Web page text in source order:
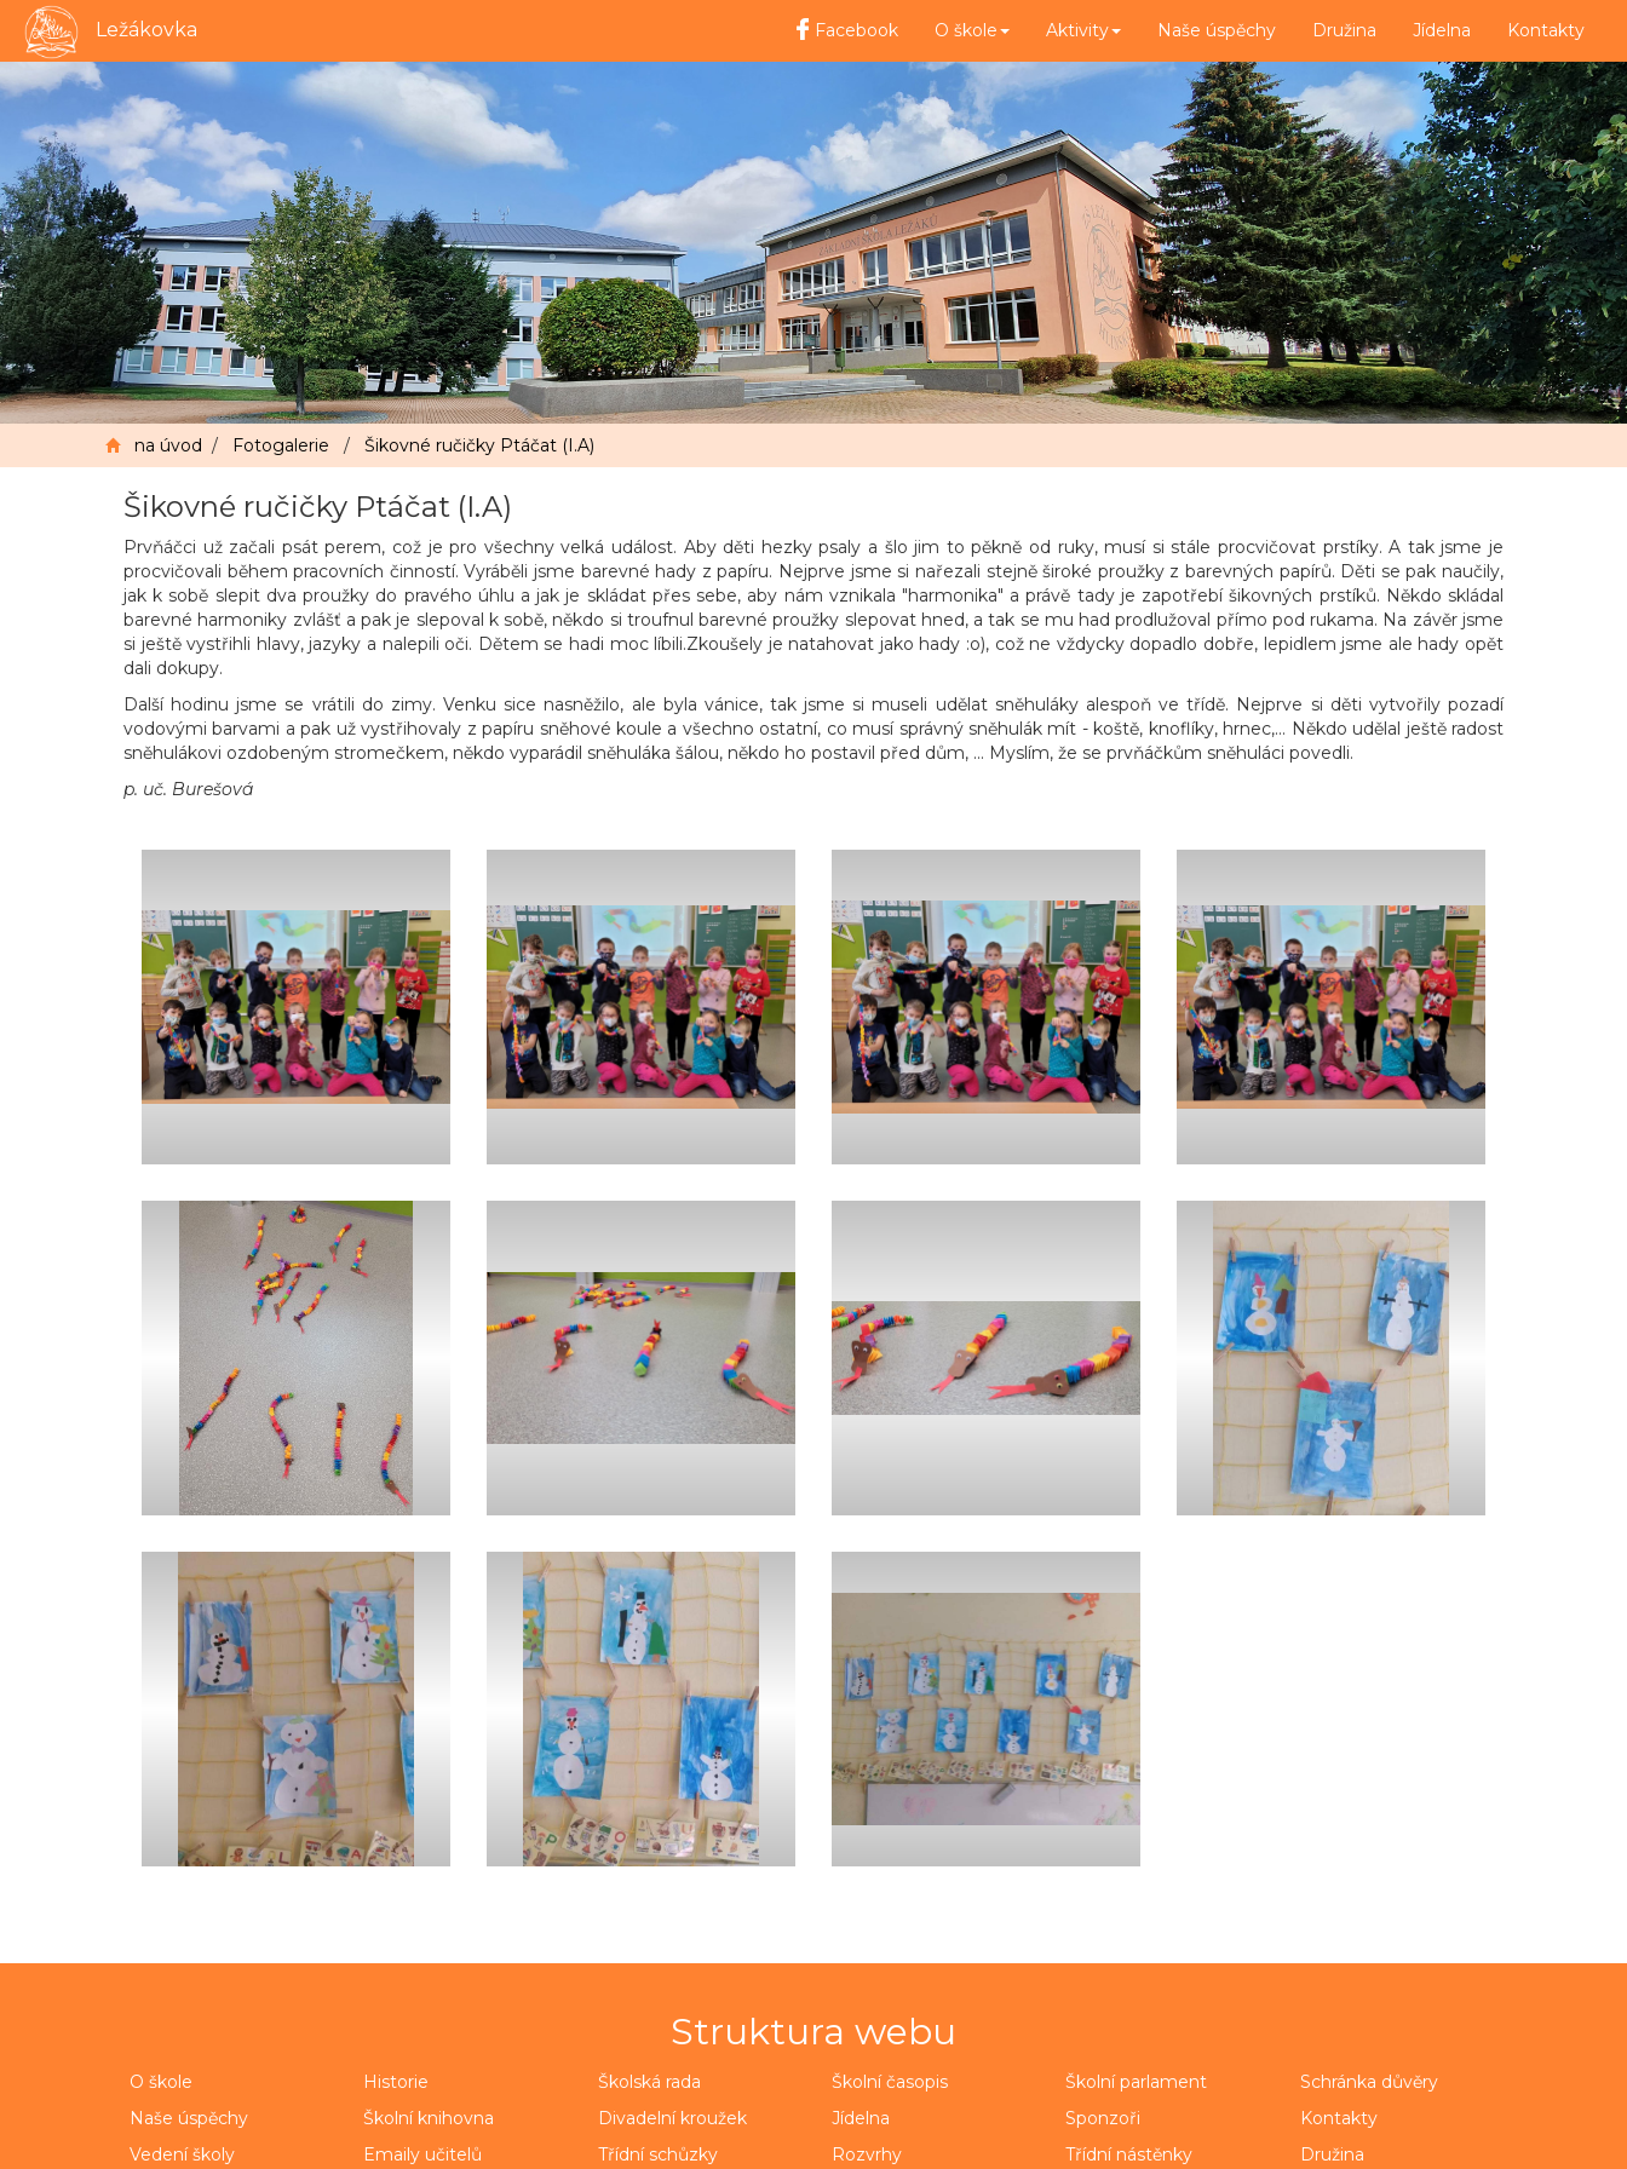
Ležákovka Facebook O škole Aktivity Naše úspěchy Družina Jídelna Kontakty
na úvod / Fotogalerie / Šikovné ručičky Ptáčat (I.A)
Šikovné ručičky Ptáčat (I.A)
Prvňáčci už začali psát perem, což je pro všechny velká událost. Aby děti hezky psaly a šlo jim to pěkně od ruky, musí si stále procvičovat prstíky. A tak jsme je
procvičovali během pracovních činností. Vyráběli jsme barevné hady z papíru. Nejprve jsme si nařezali stejně široké proužky z barevných papírů. Děti se pak naučily,
jak k sobě slepit dva proužky do pravého úhlu a jak je skládat přes sebe, aby nám vznikala "harmonika" a právě tady je zapotřebí šikovných prstíků. Někdo skládal
barevné harmoniky zvlášť a pak je slepoval k sobě, někdo si troufnul barevné proužky slepovat hned, a tak se mu had prodlužoval přímo pod rukama. Na závěr jsme
si ještě vystřihli hlavy, jazyky a nalepili oči. Dětem se hadi moc líbili.Zkoušely je natahovat jako hady :o), což ne vždycky dopadlo dobře, lepidlem jsme ale hady opět
dali dokupy.
Další hodinu jsme se vrátili do zimy. Venku sice nasněžilo, ale byla vánice, tak jsme si museli udělat sněhuláky alespoň ve třídě. Nejprve si děti vytvořily pozadí
vodovými barvami a pak už vystřihovaly z papíru sněhové koule a všechno ostatní, co musí správný sněhulák mít - koště, knoflíky, hrnec,... Někdo udělal ještě radost
sněhulákovi ozdobeným stromečkem, někdo vyparádil sněhuláka šálou, někdo ho postavil před dům, ... Myslím, že se prvňáčkům sněhuláci povedli.
p. uč. Burešová
Struktura webu
O škole Historie Školská rada Školní časopis Školní parlament
Schránka důvěry
Naše úspěchy
Školní knihovna Divadelní kroužek Jídelna Sponzoři
Kontakty
Vedení školy
Emaily učitelů Třídní schůzky Rozvrhy Třídní nástěnky Družina